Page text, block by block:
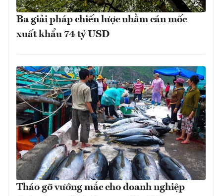
Ba giải pháp chiến lược nhằm cán mốc
xuất khẩu 74 tỷ USD
Tháo gỡ vướng mắc cho doanh nghiệp